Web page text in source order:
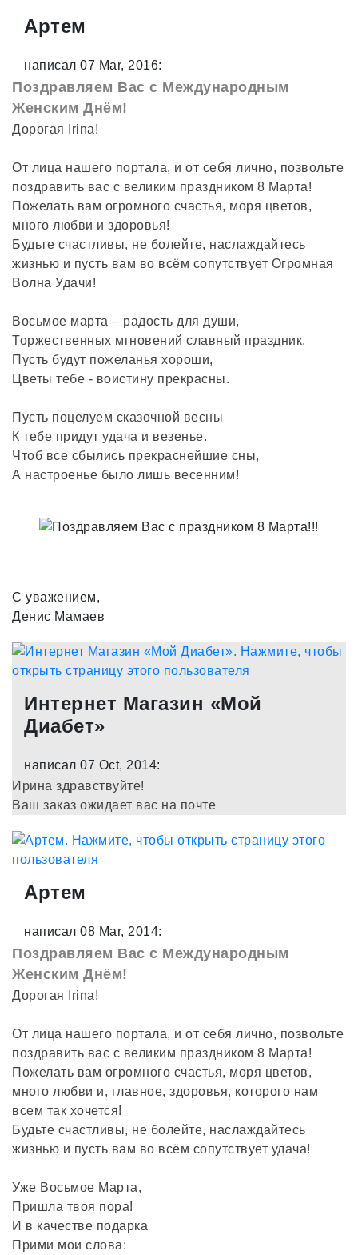
Артем
написал 07 Mar, 2016:
Поздравляем Вас с Международным
Женским Днём!
Дорогая Irina!
От лица нашего портала, и от себя лично, позвольте
поздравить вас с великим праздником 8 Марта!
Пожелать вам огромного счастья, моря цветов,
много любви и здоровья!
Будьте счастливы, не болейте, наслаждайтесь
жизнью и пусть вам во всём сопутствует Огромная
Волна Удачи!
Восьмое марта – радость для души,
Торжественных мгновений славный праздник.
Пусть будут пожеланья хороши,
Цветы тебе - воистину прекрасны.
Пусть поцелуем сказочной весны
К тебе придут удача и везенье.
Чтоб все сбылись прекраснейшие сны,
А настроенье было лишь весенним!
С уважением,
Денис Мамаев
Интернет Магазин «Мой
Диабет»
написал 07 Oct, 2014:
Ирина здравствуйте!
Ваш заказ ожидает вас на почте
Артем
написал 08 Mar, 2014:
Поздравляем Вас с Международным
Женским Днём!
Дорогая Irina!
От лица нашего портала, и от себя лично, позвольте
поздравить вас с великим праздником 8 Марта!
Пожелать вам огромного счастья, моря цветов,
много любви и, главное, здоровья, которого нам
всем так хочется!
Будьте счастливы, не болейте, наслаждайтесь
жизнью и пусть вам во всём сопутствует удача!
Уже Восьмое Марта,
Пришла твоя пора!
И в качестве подарка
Прими мои слова: